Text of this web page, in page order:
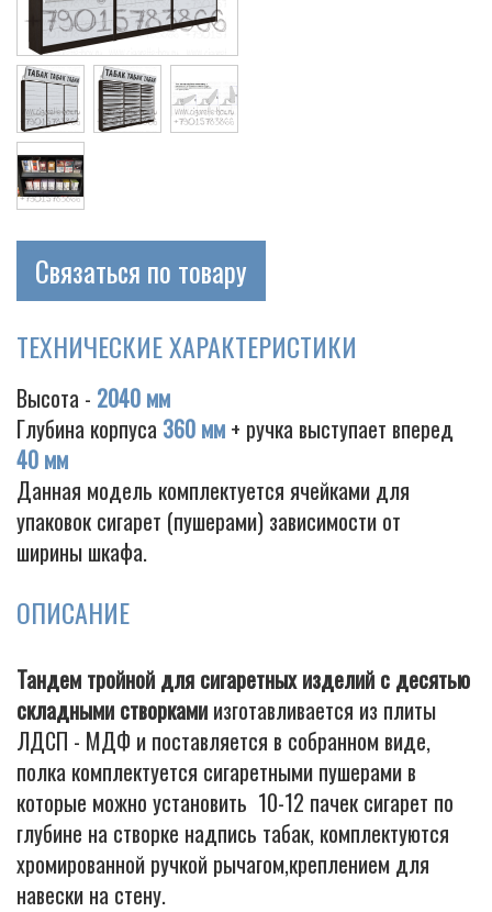
Cigarette
Связаться по товару
ТЕХНИЧЕСКИЕ ХАРАКТЕРИСТИКИ
Высота - 2040 мм
Глубина корпуса 360 мм + ручка выступает вперед
40 мм
Данная модель комплектуется ячейками для
упаковок сигарет (пушерами) зависимости от
ширины шкафа.
ОПИСАНИЕ
Тандем тройной для сигаретных изделий с десятью
складными створками изготавливается из плиты
ЛДСП - МДФ и поставляется в собранном виде,
полка комплектуется сигаретными пушерами в
которые можно установить 10-12 пачек сигарет по
глубине на створке надпись табак, комплектуются
хромированной ручкой рычагом,креплением для
навески на стену.